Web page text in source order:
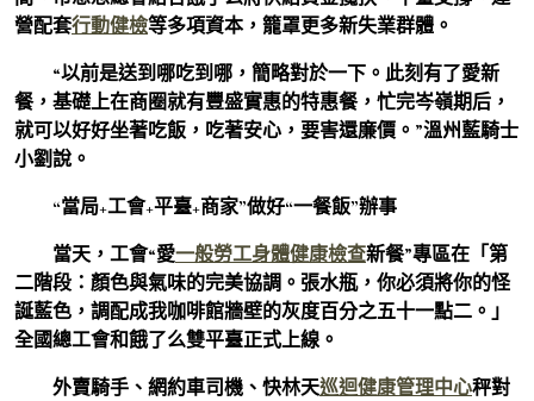
營配套行動健檢等多項資本，籠罩更多新失業群體。
“以前是送到哪吃到哪，簡略對於一下。此刻有了愛新
餐，基礎上在商圈就有豐盛實惠的特惠餐，忙完岑嶺期后，
就可以好好坐著吃飯，吃著安心，要害還廉價。”溫州藍騎士
小劉說。
“當局+工會+平臺+商家”做好“一餐飯”辦事
當天，工會“愛一般勞工身體健康檢查新餐”專區在「第
二階段：顏色與氣味的完美協調。張水瓶，你必須將你的怪
誕藍色，調配成我咖啡館牆壁的灰度百分之五十一點二。」
全國總工會和餓了么雙平臺正式上線。
外賣騎手、網約車司機、快林天巡迴健康管理中心秤對